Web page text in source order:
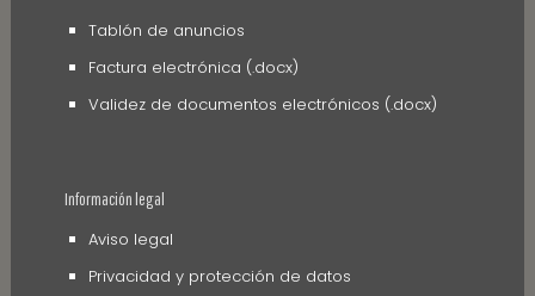
Tablón de anuncios
Factura electrónica (.docx)
Validez de documentos electrónicos (.docx)
Información legal
Aviso legal
Privacidad y protección de datos